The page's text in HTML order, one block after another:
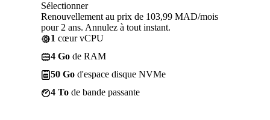
Sélectionner
Renouvellement au prix de 103,99 MAD/mois
pour 2 ans. Annulez à tout instant.
1 cœur vCPU
4 Go de RAM
50 Go d'espace disque NVMe
4 To de bande passante